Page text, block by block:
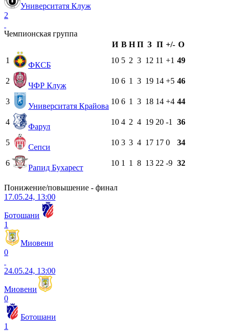
Университатя Клуж
2
Чемпионская группа
И В Н П З П +/- О
1
ФКСБ
10 5 2 3 12 11 +1 49
2
ЧФР Клуж
10 6 1 3 19 14 +5 46
3
Университатя Крайова
10 6 1 3 18 14 +4 44
4
Фарул
10 4 2 4 19 20 -1 36
5
Сепси
10 3 3 4 17 17 0 34
6
Рапид Бухарест
10 1 1 8 13 22 -9 32
Понижение/повышение - финал
17.05.24, 13:00
Ботошани
1
Миовени
0
24.05.24, 13:00
Миовени
0
Ботошани
1